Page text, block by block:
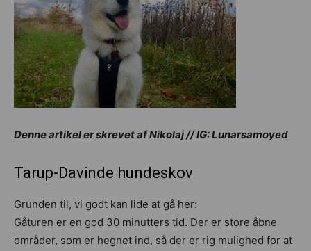
Denne artikel er skrevet af Nikolaj // IG: Lunarsamoyed
Tarup-Davinde hundeskov
Grunden til, vi godt kan lide at gå her:
Gåturen er en god 30 minutters tid. Der er store åbne
områder, som er hegnet ind, så der er rig mulighed for at